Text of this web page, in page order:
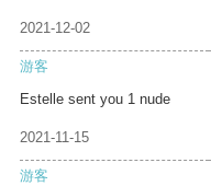
2021-12-02
游客
Estelle sent you 1 nude
2021-11-15
游客